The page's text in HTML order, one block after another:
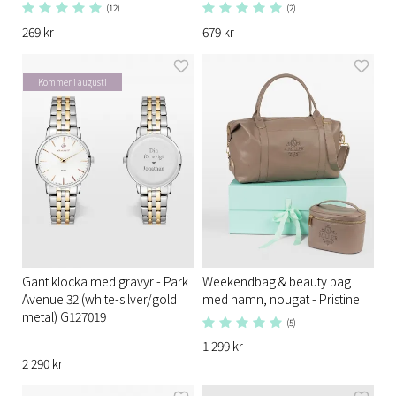
(12)
269 kr
(2)
679 kr
Kommer i augusti
Gant klocka med gravyr - Park
Avenue 32 (white-silver/gold
metal) G127019
2 290 kr
Weekendbag & beauty bag
med namn, nougat - Pristine
(5)
1 299 kr